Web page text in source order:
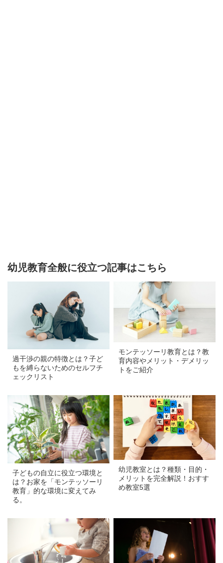
幼児教育全般に役立つ記事はこちら
過干渉の親の特徴とは？子ど
もを縛らないためのセルフチ
ェックリスト
モンテッソーリ教育とは？教
育内容やメリット・デメリッ
トをご紹介
子どもの自立に役立つ環境と
は？お家を「モンテッソーリ
教育」的な環境に変えてみ
る。
a
幼児教室とは？種類・目的・
メリットを完全解説！おすす
め教室5選
a